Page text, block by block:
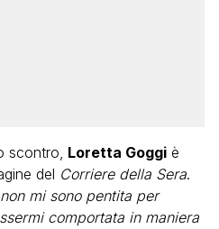
scontro, Loretta Goggi è
del Corriere della Sera.
mi sono pentita per
comportata in maniera